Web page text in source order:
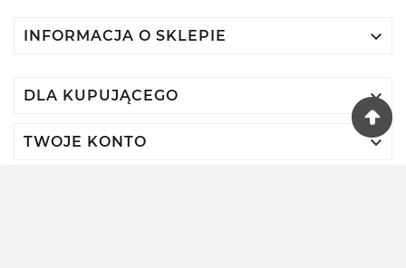
INFORMACJA O SKLEPIE 
DLA KUPUJĄCEGO 
TWOJE KONTO 